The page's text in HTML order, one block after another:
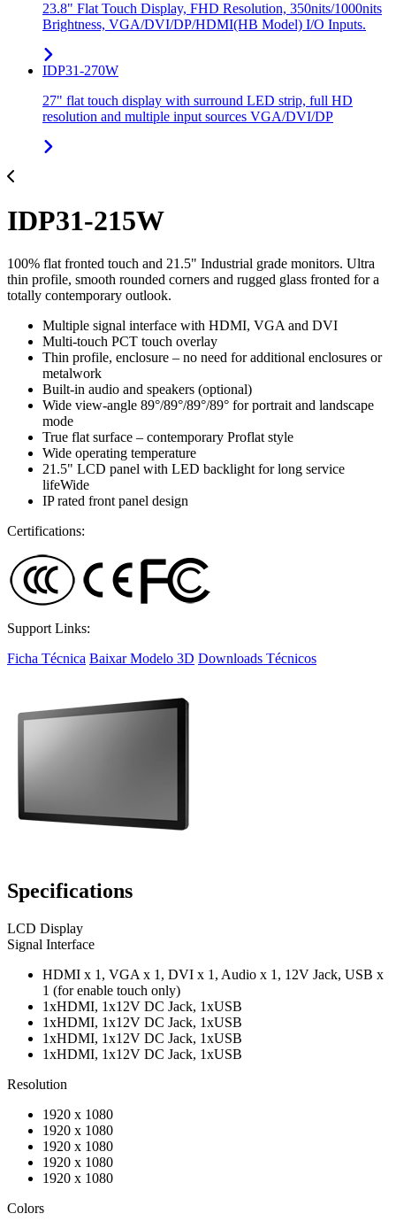
23.8" Flat Touch Display, FHD Resolution, 350nits/1000nits
Brightness, VGA/DVI/DP/HDMI(HB Model) I/O Inputs.
IDP31-270W
27" flat touch display with surround LED strip, full HD
resolution and multiple input sources VGA/DVI/DP
IDP31-215W
100% flat fronted touch and 21.5" Industrial grade monitors. Ultra
thin profile, smooth rounded corners and rugged glass fronted for a
totally contemporary outlook.
Multiple signal interface with HDMI, VGA and DVI
Multi-touch PCT touch overlay
Thin profile, enclosure – no need for additional enclosures or
metalwork
Built-in audio and speakers (optional)
Wide view-angle 89°/89°/89°/89° for portrait and landscape
mode
True flat surface – contemporary Proflat style
Wide operating temperature
21.5" LCD panel with LED backlight for long service
lifeWide
IP rated front panel design
Certifications:
Support Links:
Ficha Técnica Baixar Modelo 3D Downloads Técnicos
Specifications
LCD Display
Signal Interface
HDMI x 1, VGA x 1, DVI x 1, Audio x 1, 12V Jack, USB x
1 (for enable touch only)
1xHDMI, 1x12V DC Jack, 1xUSB
1xHDMI, 1x12V DC Jack, 1xUSB
1xHDMI, 1x12V DC Jack, 1xUSB
1xHDMI, 1x12V DC Jack, 1xUSB
Resolution
1920 x 1080
1920 x 1080
1920 x 1080
1920 x 1080
1920 x 1080
Colors